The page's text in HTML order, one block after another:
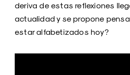
deriva de estas reflexiones
actualidad y se propone
estar alfabetizados hoy?